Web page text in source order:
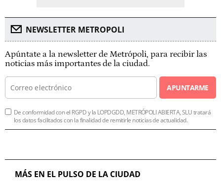
NEWSLETTER METROPOLI
Apúntate a la newsletter de Metrópoli, para recibir las
noticias más importantes de la ciudad.
APUNTARME
De conformidad con el RGPD y la LOPDGDD, METRÓPOLI ABIERTA, SLU tratará
los datos facilitados con la finalidad de remitirle noticias de actualidad.
MÁS EN EL PULSO DE LA CIUDAD